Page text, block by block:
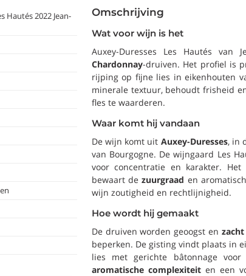
Hautés 2022 Jean-
Omschrijving
Wat voor wijn is het
Auxey-Duresses Les Hautés van
Chardonnay-druiven. Het profiel is
rijping op fijne lies in eikenhouten
minerale textuur, behoudt frisheid
fles te waarderen.
Waar komt hij vandaan
De wijn komt uit Auxey-Duresses, in
van Bourgogne. De wijngaard Les
voor concentratie en karakter.
bewaart dezuurgraad en
wijn zoutigheid en rechtlijnigheid.
Hoe wordt hij gemaakt
De druiven worden geoogst en
beperken. De gisting vindt plaats in
lies met gerichte bâtonnage
aromatische complexiteiten een